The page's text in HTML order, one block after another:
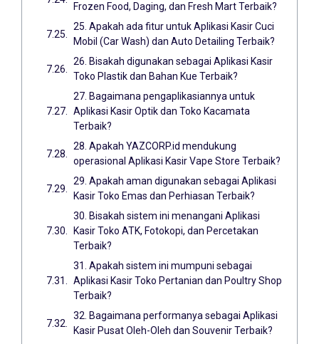
Frozen Food, Daging, dan Fresh Mart Terbaik?
25. Apakah ada fitur untuk Aplikasi Kasir Cuci
Mobil (Car Wash) dan Auto Detailing Terbaik?
26. Bisakah digunakan sebagai Aplikasi Kasir
Toko Plastik dan Bahan Kue Terbaik?
27. Bagaimana pengaplikasiannya untuk
Aplikasi Kasir Optik dan Toko Kacamata
Terbaik?
28. Apakah YAZCORP.id mendukung
operasional Aplikasi Kasir Vape Store Terbaik?
29. Apakah aman digunakan sebagai Aplikasi
Kasir Toko Emas dan Perhiasan Terbaik?
30. Bisakah sistem ini menangani Aplikasi
Kasir Toko ATK, Fotokopi, dan Percetakan
Terbaik?
31. Apakah sistem ini mumpuni sebagai
Aplikasi Kasir Toko Pertanian dan Poultry Shop
Terbaik?
32. Bagaimana performanya sebagai Aplikasi
Kasir Pusat Oleh-Oleh dan Souvenir Terbaik?